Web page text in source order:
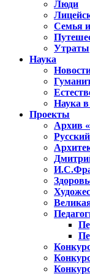
Люди
Семья
Утраты
Наука
Наука
Проекты
Архив